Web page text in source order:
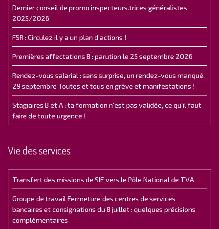
Dernier conseil de promo inspecteurs.trices généralistes
2025/2026
FSR : Circulez il y a un plan d’actions !
Premières affectations B : parution le 25 septembre 2026
Rendez-vous salarial : sans surprise, un rendez-vous manqué.
29 septembre Toutes et tous en grève et manifestations !
Stagiaires B et A : ta formation n'est pas validée, ce qu'il faut
faire de toute urgence !
Vie des services
Transfert des missions de SIE vers le Pôle National de TVA
Groupe de travail Fermeture des centres de services
bancaires et consignations du 8 juillet : quelques précisions
complémentaires